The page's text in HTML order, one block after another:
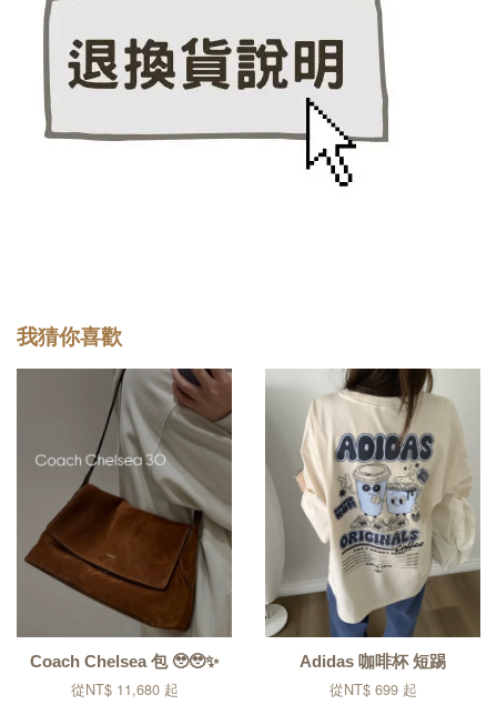
我猜你喜歡
Coach Chelsea 包 🥹🥹✨
從NT$ 11,680 起
Adidas 咖啡杯 短踢
從NT$ 699 起